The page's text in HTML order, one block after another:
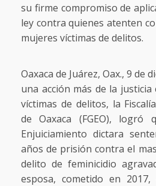
su firme compromiso de
ley contra quienes atenten
mujeres víctimas de delitos.
Oaxaca de Juárez, Oax., 9 de
una acción más de la
víctimas de delitos, la
de Oaxaca (FGEO),
Enjuiciamiento dictara
años de prisión contra el
delito de feminicidio
esposa, cometido en